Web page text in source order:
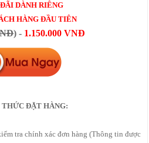
DÀNH RIÊNG
HÀNG ĐẦU TIÊN
) - 1.150.000 VNĐ
THỨC ĐẶT HÀNG:
tra chính xác đơn hàng (Thông tin được